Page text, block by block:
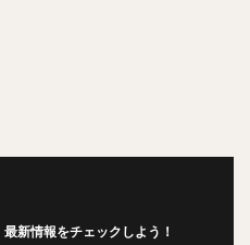
最新情報をチェックしよう！